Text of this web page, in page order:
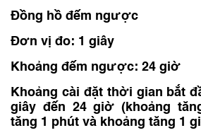
Đồng hồ đếm ngược
Đơn vị đo: 1 giây
Khoảng đếm ngược: 24 giờ
Khoảng cài đặt thời gian bắt
giây đến 24 giờ (khoảng
tăng 1 phút và khoảng tăng 1